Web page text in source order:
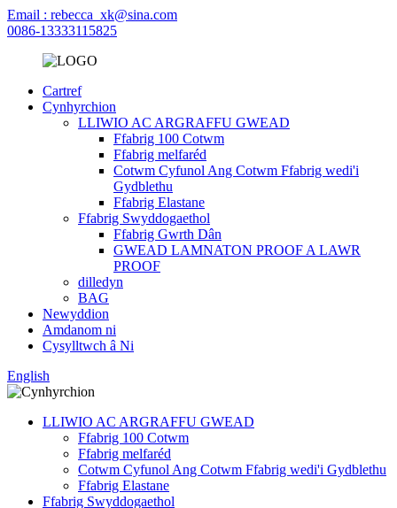
Email : rebecca_xk@sina.com
0086-13333115825
Cartref
Cynhyrchion
LLIWIO AC ARGRAFFU GWEAD
Ffabrig 100 Cotwm
Ffabrig melfaréd
Cotwm Cyfunol Ang Cotwm Ffabrig wedi'i
Gydblethu
Ffabrig Elastane
Ffabrig Swyddogaethol
Ffabrig Gwrth Dân
GWEAD LAMNATON PROOF A LAWR
PROOF
dilledyn
BAG
Newyddion
Amdanom ni
Cysylltwch â Ni
English
LLIWIO AC ARGRAFFU GWEAD
Ffabrig 100 Cotwm
Ffabrig melfaréd
Cotwm Cyfunol Ang Cotwm Ffabrig wedi'i Gydblethu
Ffabrig Elastane
Ffabrig Swyddogaethol